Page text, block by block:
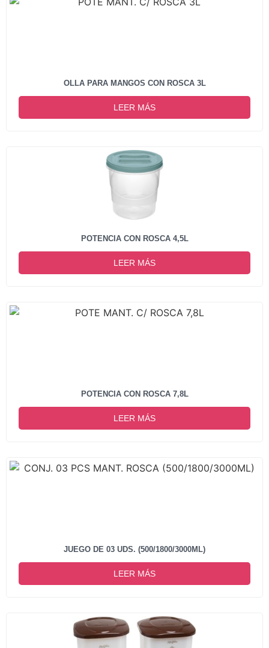
OLLA PARA MANGOS CON ROSCA 3L
LEER MÁS
POTENCIA CON ROSCA 4,5L
LEER MÁS
POTENCIA CON ROSCA 7,8L
LEER MÁS
JUEGO DE 03 UDS. (500/1800/3000ML)
LEER MÁS